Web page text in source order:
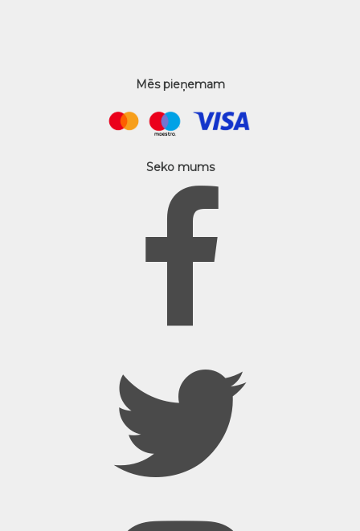
Mēs pieņemam
Seko mums